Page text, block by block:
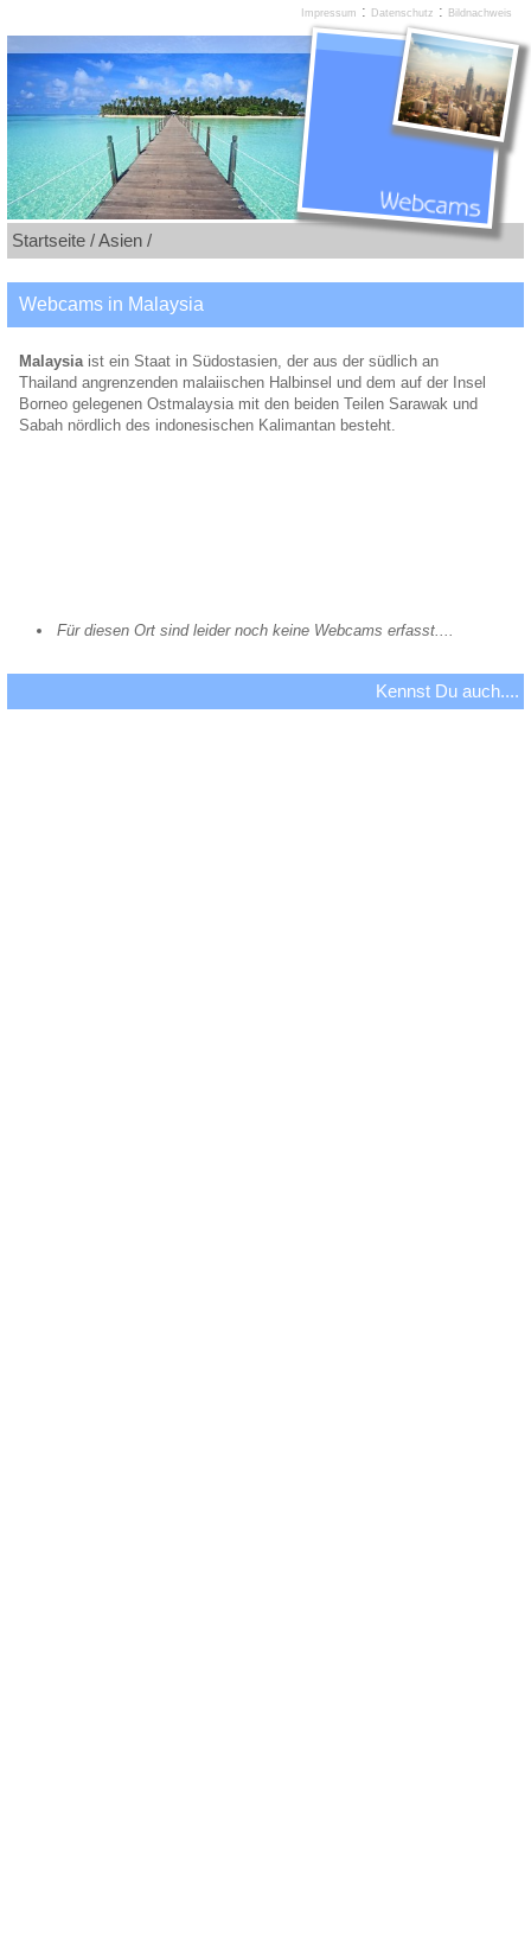
Startseite /Asien /
Webcams in Malaysia
Malaysiaist ein Staat in Südostasien, der aus der südlich an
Thailand angrenzenden malaiischen Halbinsel und dem auf der Insel
Borneo gelegenen Ostmalaysia mit den beiden Teilen Sarawak und
Sabah nördlich des indonesischen Kalimantan besteht.
Für diesen Ort sind leider noch keine Webcams erfasst....
Kennst Du auch....
Impressum : Datenschutz : Bildnachweis